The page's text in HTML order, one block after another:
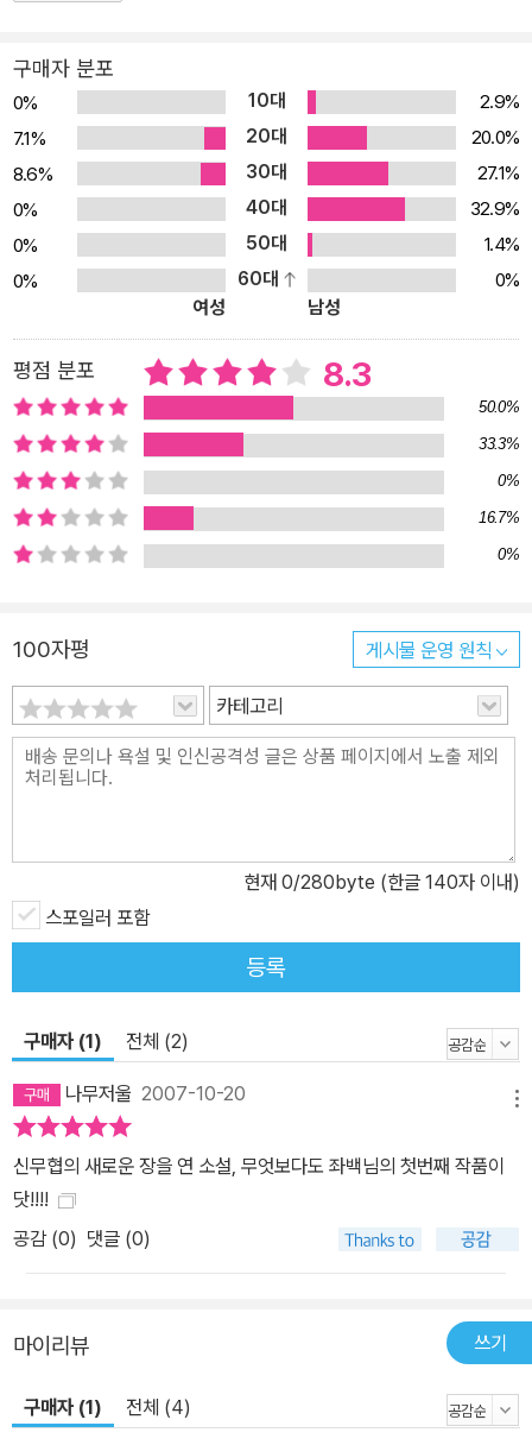
구매자 분포
0% 10대
2.9%
7.1%
20대
20.0%
8.6%
30대
27.1%
0%
40대
32.9%
0%
50대
1.4%
0%
60대
0%
여성
남성
평점 분포 8.3
50.0%
33.3%
0%
16.7%
0%
100자평 게시물 운영 원칙
카테고리
현재 0/280byte (한글 140자 이내)
스포일러 포함
등록
구매자 (1) 전체 (2)
나무저울 2007-10-20
신무협의 새로운 장을 연 소설, 무엇보다도 좌백님의 첫번째 작품이
닷!!!!
공감 (0) 댓글 (0)
마이리뷰 쓰기
구매자 (1) 전체 (4)